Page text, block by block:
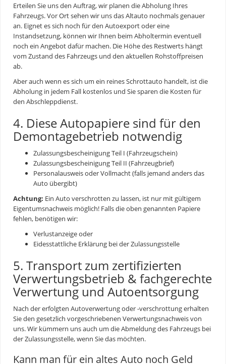
Erteilen Sie uns den Auftrag, wir planen die Abholung Ihres
Fahrzeugs. Vor Ort sehen wir uns das Altauto nochmals genauer
an. Eignet es sich noch für den Autoexport oder eine
Instandsetzung, können wir Ihnen beim Abholtermin eventuell
noch ein Angebot dafür machen. Die Höhe des Restwerts hängt
vom Zustand des Fahrzeugs und den aktuellen Rohstoffpreisen
ab.
Aber auch wenn es sich um ein reinesSchrottauto handelt, ist die
Abholung in jedem Fall kostenlos und Sie sparen die Kosten für
den Abschleppdienst.
4. Diese Autopapiere sind für den
Demontagebetrieb notwendig
Zulassungsbescheinigung Teil I (Fahrzeugschein)
Zulassungsbescheinigung Teil II (Fahrzeugbrief)
Personalausweis oder Vollmacht (falls jemand anders das
Auto übergibt)
Achtung: Ein Auto verschrotten zu lassen, ist nur mit gültigem
Eigentumsnachweis möglich! Falls die oben genannten Papiere
fehlen, benötigen wir:
Verlustanzeige oder
Eidesstattliche Erklärung bei der Zulassungsstelle
5. Transport zum zertifizierten
Verwertungsbetrieb & fachgerechte
Verwertung und Autoentsorgung
Nach der erfolgten Autoverwertungoder -verschrottung erhalten
Sie den gesetzlich vorgeschriebenen Verwertungsnachweis von
uns. Wir kümmern uns auch um die Abmeldung des Fahrzeugs bei
der Zulassungsstelle, wenn Sie das möchten.
Kann man für ein altes Auto noch Geld